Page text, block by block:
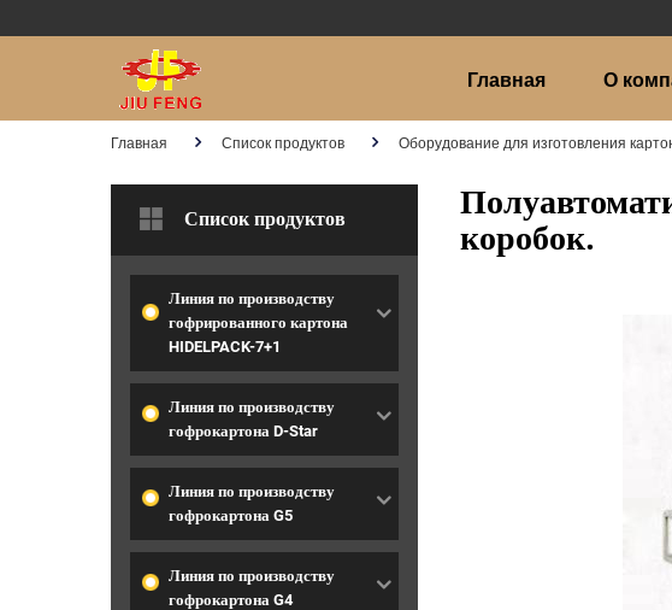
Главная О
Главная Список продуктов Оборудование для изготовления
коробок.
Список продуктов
Линия по производству
гофрированного картона
HIDELPACK-7+1
Линия по производству
гофрокартона D-Star
Линия по производству
гофрокартона G5
Линия по производству
гофрокартона G4